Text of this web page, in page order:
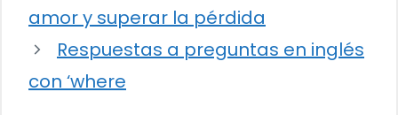
amor y superar la pérdida
Respuestas a preguntas en inglés
con ‘where